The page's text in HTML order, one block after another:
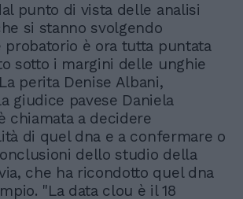
punto di vista delle analisi
si stanno svolgendo
è ora tutta puntata
sotto i margini delle unghie
perita Denise Albani,
giudice pavese Daniela
chiamata a decidere
di quel dna e a confermare o
dello studio della
che ha ricondotto quel dna
"La data clou è il 18